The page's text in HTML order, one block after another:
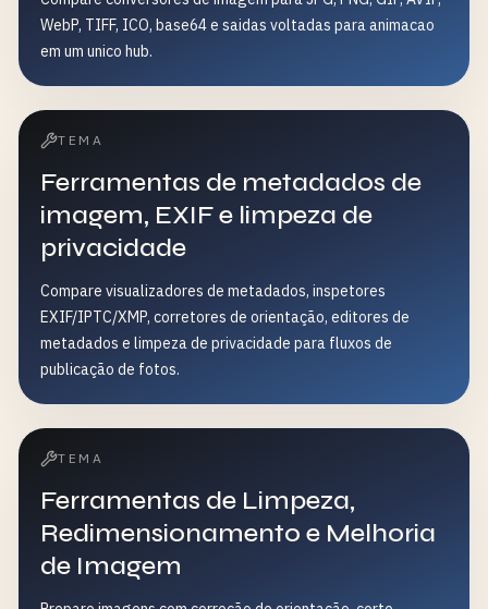
WebP, TIFF, ICO, base64 e saidas voltadas para animacao
em um unico hub.
TEMA
Ferramentas de metadados de
imagem, EXIF e limpeza de
privacidade
Compare visualizadores de metadados, inspetores
EXIF/IPTC/XMP, corretores de orientação, editores de
metadados e limpeza de privacidade para fluxos de
publicação de fotos.
TEMA
Ferramentas de Limpeza,
Redimensionamento e Melhoria
de Imagem